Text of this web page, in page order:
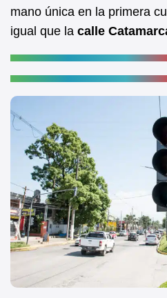
mano única en la primera
igual que la calle